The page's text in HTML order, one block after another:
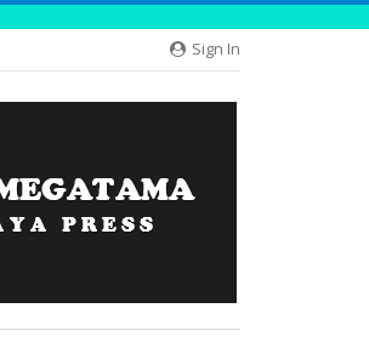
Sign In